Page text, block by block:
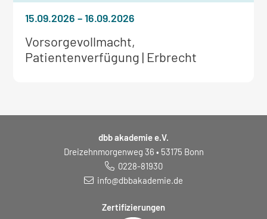
Weitere
Informationen
Vorsorgevollmacht,
Patientenverfügung | Erbrecht
15.09.2026–16.09.2026
dbb akademie e.V.
Dreizehnmorgenweg 36 • 53175 Bonn
0228-81930
info@dbbakademie.de
Zertifizierungen